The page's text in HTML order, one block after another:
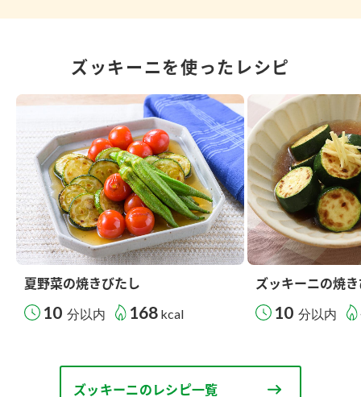
ズッキーニを使ったレシピ
夏野菜の焼きびたし
10 分以内 168 kcal
ズッキーニの焼
10 分以内
ズッキーニのレシピ一覧